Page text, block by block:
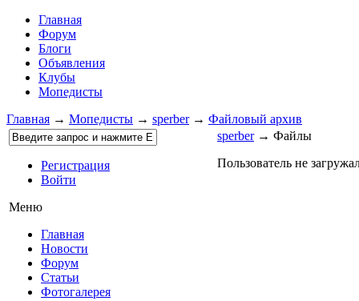
Главная
Форум
Блоги
Объявления
Клубы
Мопедисты
Главная → Мопедисты → sperber→ Файловый архив
Регистрация
Войти
Меню
Главная
Новости
Форум
Статьи
Фотогалерея
sperber→ Файлы
Пользователь не